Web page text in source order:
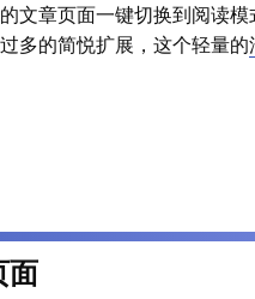
文章页面一键切换到阅读
多的简悦扩展，这个轻量的
面